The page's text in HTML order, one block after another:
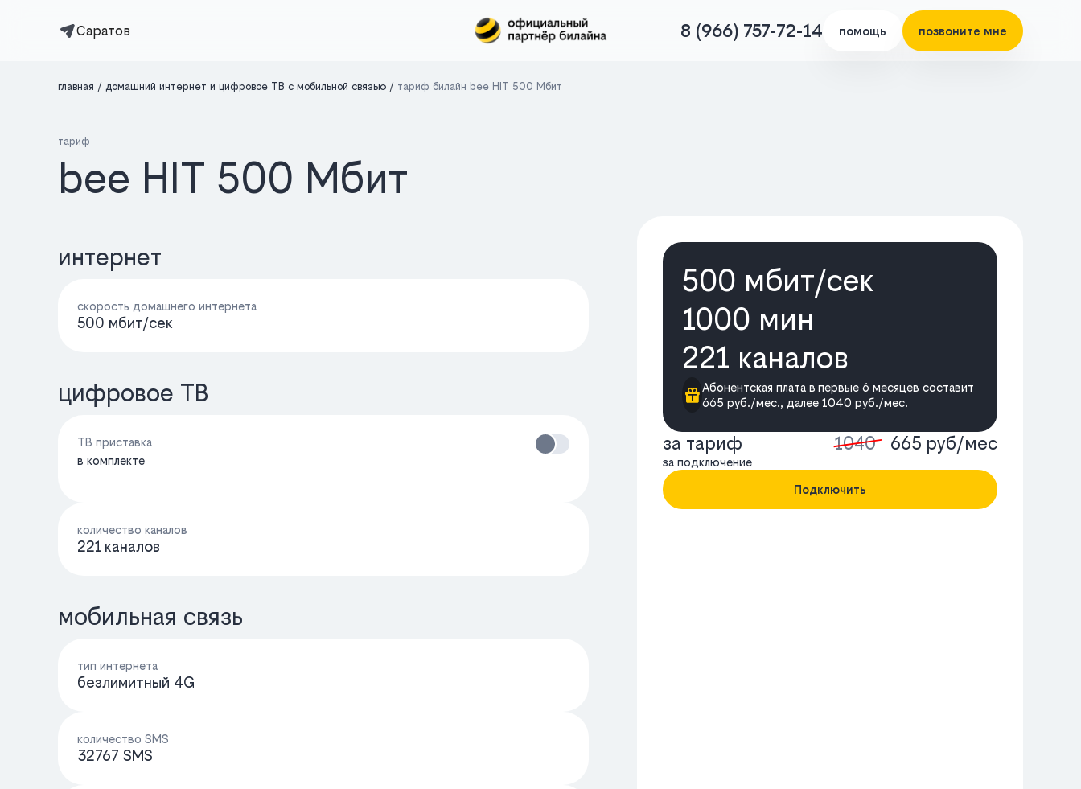
Саратов 8 (966) 757-72-14 помощь позвоните мне
главная домашний интернет и цифровое ТВ с мобильной связью тариф билайн bee HIT 500 Мбит
тариф
bee HIT 500 Мбит
интернет
скорость домашнего интернета
500 мбит/cек
цифровое ТВ
ТВ приставка
в комплекте
количество каналов
221 каналов
мобильная связь
тип интернета
безлимитный 4G
количество SMS
32767 SMS
500 мбит/cек
1000 мин
221 каналов
Абонентская плата в первые 6 месяцев составит
665 руб./мес., далее 1040 руб./мес.
за тариф 1040 665 руб/мес
за подключение
Подключить